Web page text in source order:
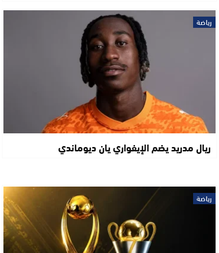
رياضة
ريال مدريد يضم الإيفواري يان ديوماندي
رياضة